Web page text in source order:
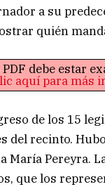
a su
quién
debe estar
aquí para más
de los 15
del recinto.
Pereyra.
que los